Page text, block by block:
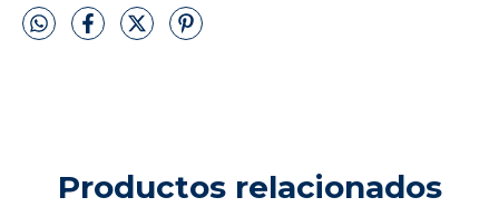
Productos relacionados